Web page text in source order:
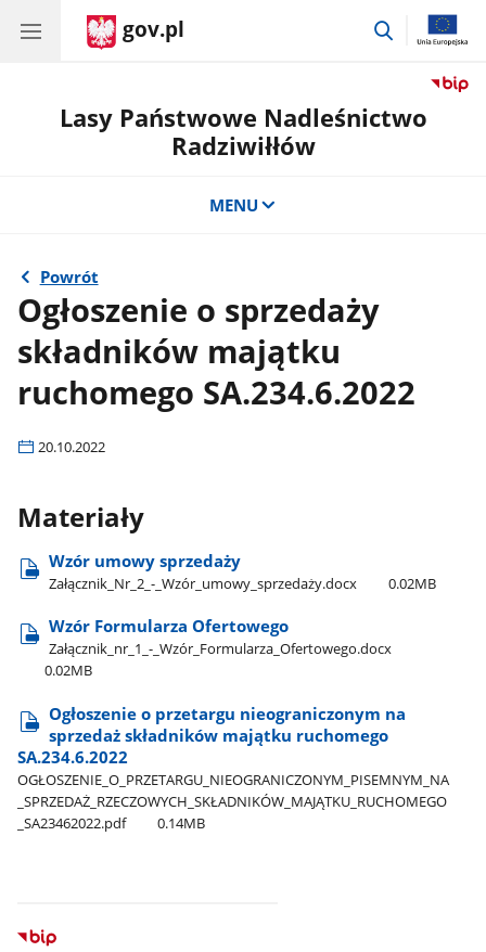
gov.pl
przejdź
Lasy Państwowe Nadleśnictwo
Radziwiłłów
MENU
Powrót
Ogłoszenie o sprzedaży
składników majątku
ruchomego SA.234.6.2022
20.10.2022
Materiały
Wzór umowy sprzedaży
Załącznik​_Nr​_2​_-​_Wzór​_umowy​_sprzedaży.docx 0.02MB
Wzór Formularza Ofertowego
Załącznik​_nr​_1​_-​_Wzór​_Formularza​_Ofertowego.docx
0.02MB
Ogłoszenie o przetargu nieograniczonym na
sprzedaż składników majątku ruchomego
SA.234.6.2022
OGŁOSZENIE​_O​_PRZETARGU​_NIEOGRANICZONYM​_PISEMNYM​_NA​
_SPRZEDAŻ​_RZECZOWYCH​_SKŁADNIKÓW​_MAJĄTKU​_RUCHOMEGO​
_SA23462022.pdf
0.14MB